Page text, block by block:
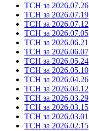
ТСН за 2026.07.26
ТСН за 2026.07.19
ТСН за 2026.07.12
ТСН за 2026.07.05
ТСН за 2026.06.21
ТСН за 2026.06.07
ТСН за 2026.05.24
ТСН за 2026.05.10
ТСН за 2026.04.26
ТСН за 2026.04.12
ТСН за 2026.03.29
ТСН за 2026.03.15
ТСН за 2026.03.01
ТСН за 2026.02.15